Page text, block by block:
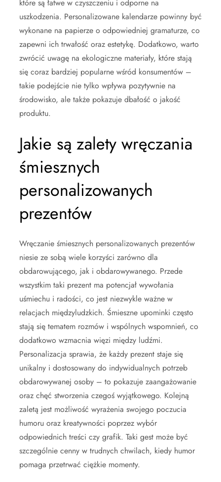
które są łatwe w czyszczeniu i odporne na
uszkodzenia. Personalizowane kalendarze powinny być
wykonane na papierze o odpowiedniej gramaturze, co
zapewni ich trwałość oraz estetykę. Dodatkowo, warto
zwrócić uwagę na ekologiczne materiały, które stają
się coraz bardziej popularne wśród konsumentów –
takie podejście nie tylko wpływa pozytywnie na
środowisko, ale także pokazuje dbałość o jakość
produktu.
Jakie są zalety wręczania
śmiesznych
personalizowanych
prezentów
Wręczanie śmiesznych personalizowanych prezentów
niesie ze sobą wiele korzyści zarówno dla
obdarowującego, jak i obdarowywanego. Przede
wszystkim taki prezent ma potencjał wywołania
uśmiechu i radości, co jest niezwykle ważne w
relacjach międzyludzkich. Śmieszne upominki często
stają się tematem rozmów i wspólnych wspomnień, co
dodatkowo wzmacnia więzi między ludźmi.
Personalizacja sprawia, że każdy prezent staje się
unikalny i dostosowany do indywidualnych potrzeb
obdarowywanej osoby – to pokazuje zaangażowanie
oraz chęć stworzenia czegoś wyjątkowego. Kolejną
zaletą jest możliwość wyrażenia swojego poczucia
humoru oraz kreatywności poprzez wybór
odpowiednich treści czy grafik. Taki gest może być
szczególnie cenny w trudnych chwilach, kiedy humor
pomaga przetrwać ciężkie momenty.